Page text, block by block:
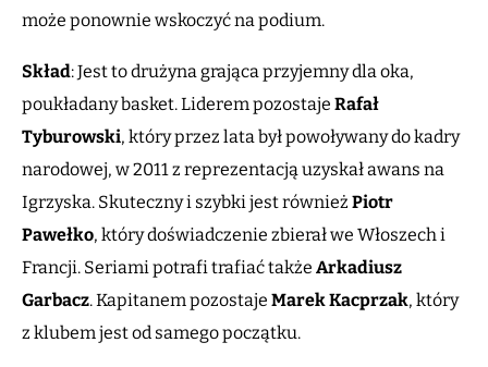
może ponownie wskoczyć na podium.
Skład: Jest to drużyna grająca przyjemny dla oka,
poukładany basket. Liderem pozostaje Rafał
Tyburowski, który przez lata był powoływany do kadry
narodowej, w 2011 z reprezentacją uzyskał awans na
Igrzyska. Skuteczny i szybki jest również Piotr
Pawełko, który doświadczenie zbierał we Włoszech i
Francji. Seriami potrafi trafiać także Arkadiusz
Garbacz. Kapitanem pozostaje Marek Kacprzak, który
z klubem jest od samego początku.